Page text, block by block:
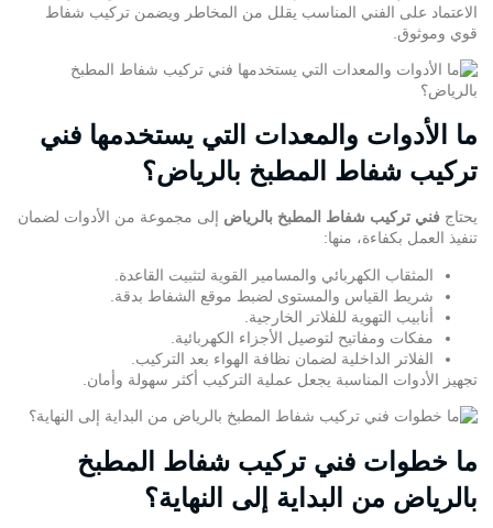
الاعتماد على الفني المناسب يقلل من المخاطر ويضمن تركيب شفاط
قوي وموثوق.
ما الأدوات والمعدات التي يستخدمها فني
تركيب شفاط المطبخ بالرياض؟
يحتاج فني تركيب شفاط المطبخ بالرياض إلى مجموعة من الأدوات لضمان
تنفيذ العمل بكفاءة، منها:
المثقاب الكهربائي والمسامير القوية لتثبيت القاعدة.
شريط القياس والمستوى لضبط موقع الشفاط بدقة.
أنابيب التهوية للفلاتر الخارجية.
مفكات ومفاتيح لتوصيل الأجزاء الكهربائية.
الفلاتر الداخلية لضمان نظافة الهواء بعد التركيب.
تجهيز الأدوات المناسبة يجعل عملية التركيب أكثر سهولة وأمان.
ما خطوات فني تركيب شفاط المطبخ
بالرياض من البداية إلى النهاية؟